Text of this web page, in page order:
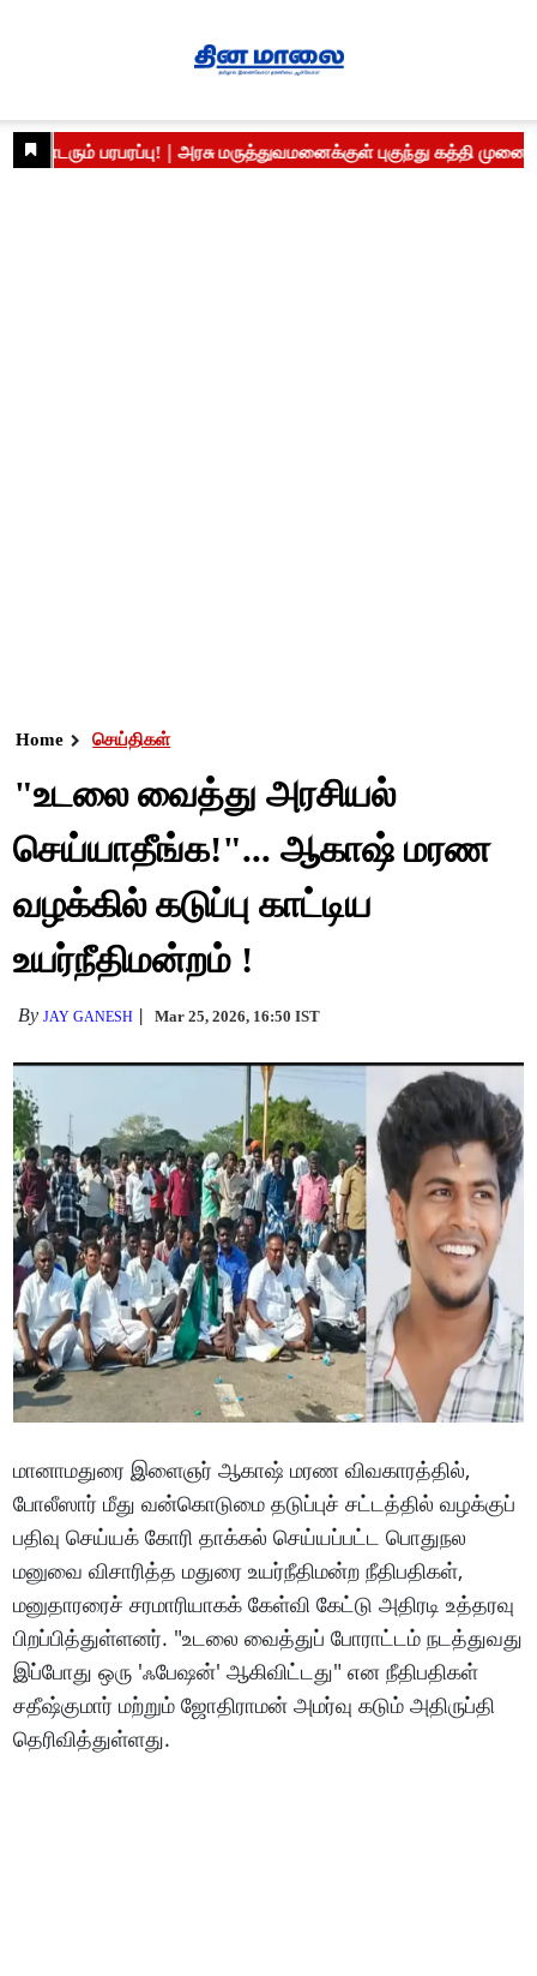
Home செய்திகள்
"உடலை வைத்து அரசியல்
செய்யாதீங்க!"... ஆகாஷ் மரண
வழக்கில் கடுப்பு காட்டிய
உயர்நீதிமன்றம் !
ByJAY GANESH Mar 25, 2026, 16:50 IST
மானாமதுரை இளைஞர் ஆகாஷ் மரண விவகாரத்தில்,
போலீஸார் மீது வன்கொடுமை தடுப்புச் சட்டத்தில் வழக்குப்
பதிவு செய்யக் கோரி தாக்கல் செய்யப்பட்ட பொதுநல
மனுவை விசாரித்த மதுரை உயர்நீதிமன்ற நீதிபதிகள்,
மனுதாரரைச் சரமாரியாகக் கேள்வி கேட்டு அதிரடி உத்தரவு
பிறப்பித்துள்ளனர். "உடலை வைத்துப் போராட்டம் நடத்துவது
இப்போது ஒரு 'ஃபேஷன்' ஆகிவிட்டது" என நீதிபதிகள்
சதீஷ்குமார் மற்றும் ஜோதிராமன் அமர்வு கடும் அதிருப்தி
தெரிவித்துள்ளது.